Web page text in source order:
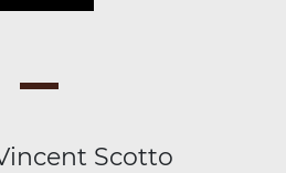
Scotto